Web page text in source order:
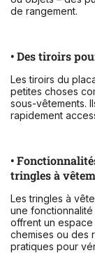
de rangement.
• Des tiroirs
Les tiroirs du
petites choses
sous-vêtements.
rapidement
•
tringles à
Les tringles à
une
offrent un
chemises ou des
pratiques pour